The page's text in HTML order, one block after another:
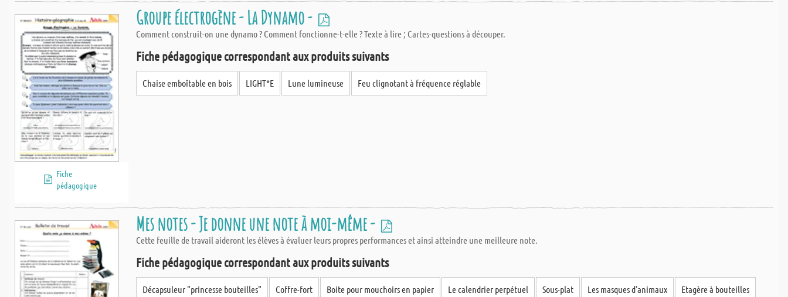
Fiche
pédagogique
Groupe électrogène - La Dynamo -
Comment construit-on une dynamo ? Comment fonctionne-t-elle ? Texte à lire ; Cartes-questions à découper.
Fiche pédagogique correspondant aux produits suivants
Chaise emboîtable en bois LIGHT*E Lune lumineuse Feu clignotant à fréquence réglable
Mes notes - Je donne une note à moi-même -
Cette feuille de travail aideront les élèves à évaluer leurs propres performances et ainsi atteindre une meilleure note.
Fiche pédagogique correspondant aux produits suivants
Décapsuleur "princesse bouteilles" Coffre-fort Boite pour mouchoirs en papier Le calendrier perpétuel Sous-plat Les masques d'animaux Etagère à bouteilles